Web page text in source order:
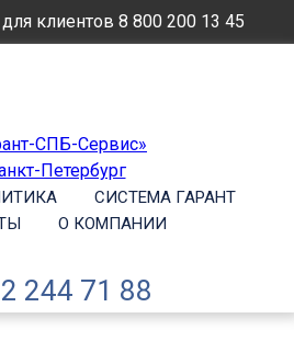
клиентов 8 800 200 13 45
СИСТЕМА ГАРАНТ
О КОМПАНИИ
244 71 88